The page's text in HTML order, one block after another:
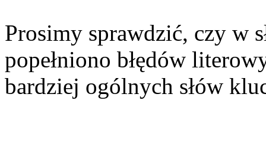
Prosimy sprawdzić, czy w
popełniono błędów
bardziej ogólnych słów